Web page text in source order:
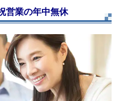
営業の年中無休